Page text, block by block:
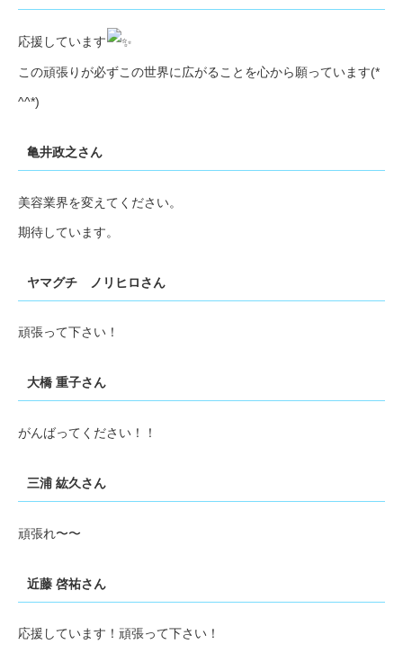
応援しています
この頑張りが必ずこの世界に広がることを心から願っています(*
^^*)
亀井政之さん
美容業界を変えてください。
期待しています。
ヤマグチ ノリヒロさん
頑張って下さい！
大橋 重子さん
がんばってください！！
三浦 紘久さん
頑張れ〜〜
近藤 啓祐さん
応援しています！頑張って下さい！